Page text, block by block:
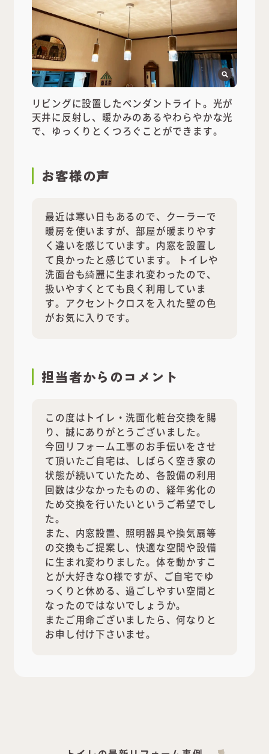
リビングに設置したペンダントライト。光が
天井に反射し、暖かみのあるやわらやかな光
で、ゆっくりとくつろぐことができます。
お客様の声
最近は寒い日もあるので、クーラーで
暖房を使いますが、部屋が暖まりやす
く違いを感じています。内窓を設置し
て良かったと感じています。 トイレや
洗面台も綺麗に生まれ変わったので、
扱いやすくとても良く利用していま
す。アクセントクロスを入れた壁の色
がお気に入りです。
担当者からのコメント
この度はトイレ・洗面化粧台交換を賜
り、誠にありがとうございました。
今回リフォーム工事のお手伝いをさせ
て頂いたご自宅は、しばらく空き家の
状態が続いていたため、各設備の利用
回数は少なかったものの、経年劣化の
ため交換を行いたいというご希望でし
た。
また、内窓設置、照明器具や換気扇等
の交換もご提案し、快適な空間や設備
に生まれ変わりました。体を動かすこ
とが大好きなO様ですが、ご自宅でゆ
っくりと休める、過ごしやすい空間と
なったのではないでしょうか。
またご用命ございましたら、何なりと
お申し付け下さいませ。